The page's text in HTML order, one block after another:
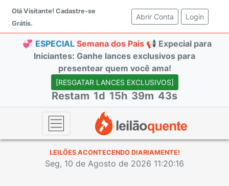
Olá Visitante! Cadastre-se
Grátis.
Abrir Conta (current)
Login
💞 ESPECIAL Semana dos Pais 📢 Expecial para
Iniciantes: Ganhe lances exclusivos para
presentear quem você ama!
[RESGATAR LANCES EXCLUSIVOS]
Restam 1d 15h 39m 42s
LEILÕES ACONTECENDO DIARIAMENTE!
Seg, 10 de Agosto de 2026 11:20:17